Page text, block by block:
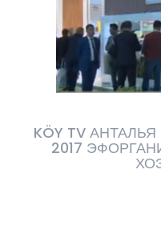
KÖY TV
2017